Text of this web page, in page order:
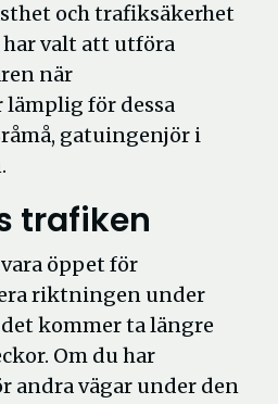
och trafiksäkerhet
har valt att utföra
när
för dessa
gatuingenjör i
trafiken
öppet för
riktningen under
kommer ta längre
Om du har
andra vägar under den